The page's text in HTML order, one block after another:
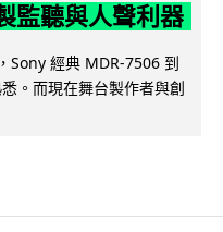
監聽與人聲利器
Sony 經典 MDR-7506 到
。而現在舞台製作者與創